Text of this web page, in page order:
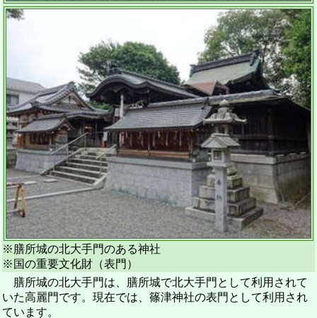
※膳所城の北大手門のある神社
※国の重要文化財（表門）
膳所城の北大手門は、膳所城で北大手門として利用されて
いた高麗門です。現在では、篠津神社の表門として利用され
ています。